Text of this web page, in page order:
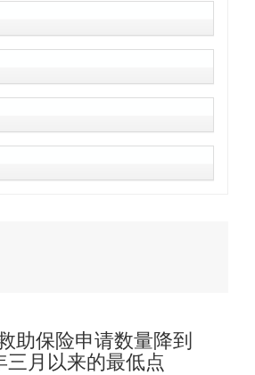
助保险申请数量降到
三月以来的最低点